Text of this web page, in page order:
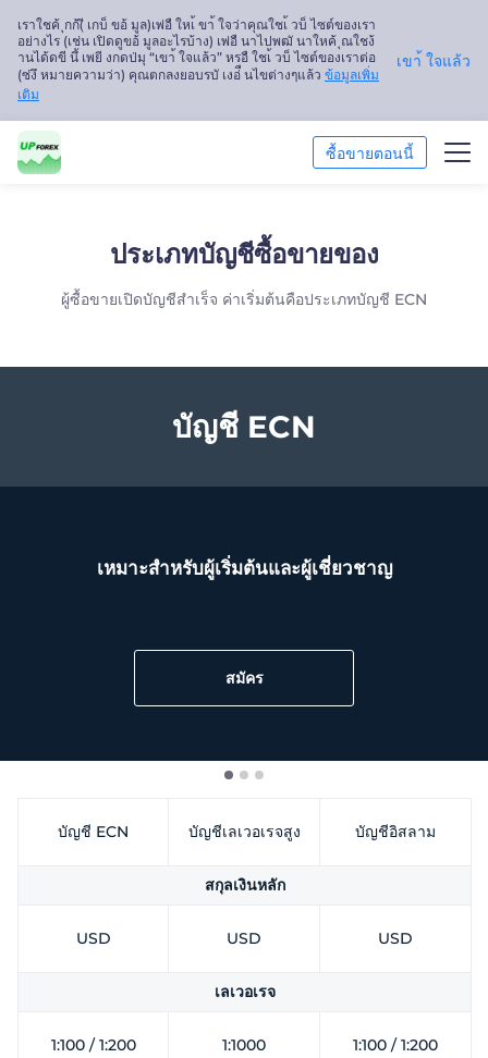
เราใชค้ ุกก้(ี เกบ็ ขอ้ มูล)เพ่อื ใหเ้ ขา้ ใจว่าคุณใชเ้ วบ็ ไซต์ของเรา
อย่างไร (เช่น เปิดดูขอ้ มูลอะไรบ้าง) เพ่อื นาไปพฒั นาใหค้ ุณใชง้
านได้ดขี นึ้ เพยี งกดป่มุ “เขา้ ใจแล้ว” หรอื ใชเ้ วบ็ ไซต์ของเราต่อ
(ซ่งึ หมายความว่า) คุณตกลงยอบรบั เงอ่ื นไขต่างๆแล้ว ข้อมูลเพิ่ม
เติม
เขา้ ใจแล้ว
ซื้อขายตอนนี้
ไทย
ประเภทบัญชีซื้อขายของ
ผู้ซื้อขายเปิดบัญชีสำเร็จ ค่าเริ่มต้นคือประเภทบัญชี ECN
บัญชี ECN
เหมาะสำหรับผู้เริ่มต้นและผู้เชี่ยวชาญ
สมัคร
บัญชี ECN บัญชีเลเวอเรจสูง บัญชีอิสลาม
สกุลเงินหลัก
USD USD USD
เลเวอเรจ
1:100 / 1:200 1:1000 1:100 / 1:200